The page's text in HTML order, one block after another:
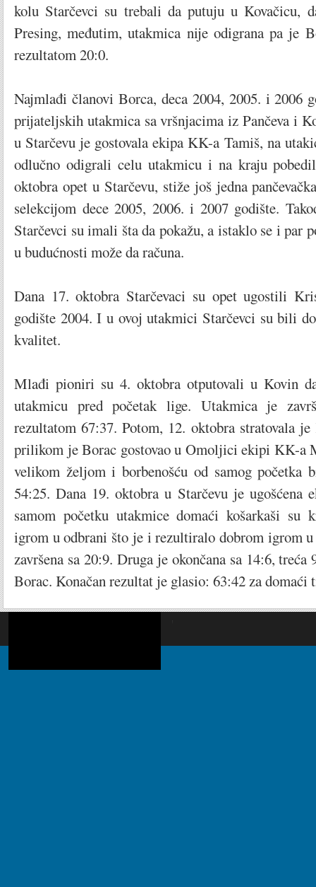
kolu Starčevci su trebali da putuju u Kovačicu,
Presing, međutim, utakmica nije odigrana pa je
rezultatom 20:0.
Najmlađi članovi Borca, deca 2004, 2005. i 2006
prijateljskih utakmica sa vršnjacima iz Pančeva i
u Starčevu je gostovala ekipa KK-a Tamiš, na
odlučno odigrali celu utakmicu i na kraju
oktobra opet u Starčevu, stiže još jedna
selekcijom dece 2005, 2006. i 2007 godište.
Starčevci su imali šta da pokažu, a istaklo se i par
u budućnosti može da računa.
Dana 17. oktobra Starčevaci su opet ugostili
godište 2004. I u ovoj utakmici Starčevci su bili
kvalitet.
Mlađi pioniri su 4. oktobra otputovali u Kovin
utakmicu pred početak lige. Utakmica je
rezultatom 67:37. Potom, 12. oktobra stratovala
prilikom je Borac gostovao u Omoljici ekipi KK-a
velikom željom i borbenošću od samog
54:25. Dana 19. oktobra u Starčevu je ugošćena
samom početku utakmice domaći košarkaši su
igrom u odbrani što je i rezultiralo dobrom igrom
završena sa 20:9. Druga je okončana sa 14:6,
Borac. Konačan rezultat je glasio: 63:42 za domaći